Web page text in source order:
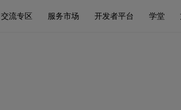
交流专区 服务市场 开发者平台 学堂